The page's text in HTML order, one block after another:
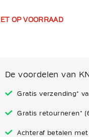
OP VOORRAAD
De voordelen van
Gratis verzending*
Gratis retourneren*
Achteraf betalen met